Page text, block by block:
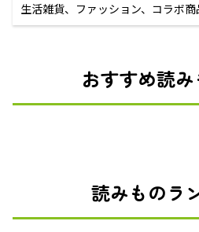
生活雑貨、ファッション、コラボ
えるECサイト
おすすめ読
読みものラ